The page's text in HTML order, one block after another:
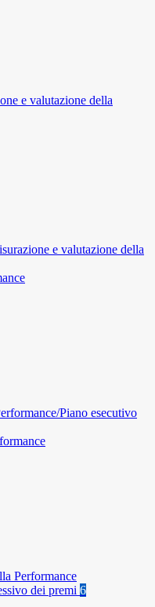
e valutazione della
e valutazione della
Piano esecutivo
Performance
dei premi 6